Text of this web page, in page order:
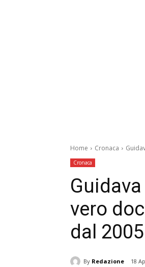
Home Cronaca
Cronaca
vero
dal 2005
By Redazione 18